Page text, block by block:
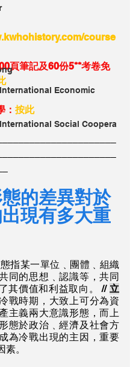
International Economic
International Social Coopera
course
頁筆記及60份5**考卷免
： 按此
的差異對於
現有多大重
指某一單位﹑團體﹑組織
同的思想﹑認識等，共同
其價值和利益取向。 // 立
戰時期，大致上可分為資
主義兩大意識形態，而上
態於政治﹑經濟及社會方
為冷戰出現的主因，重要
。